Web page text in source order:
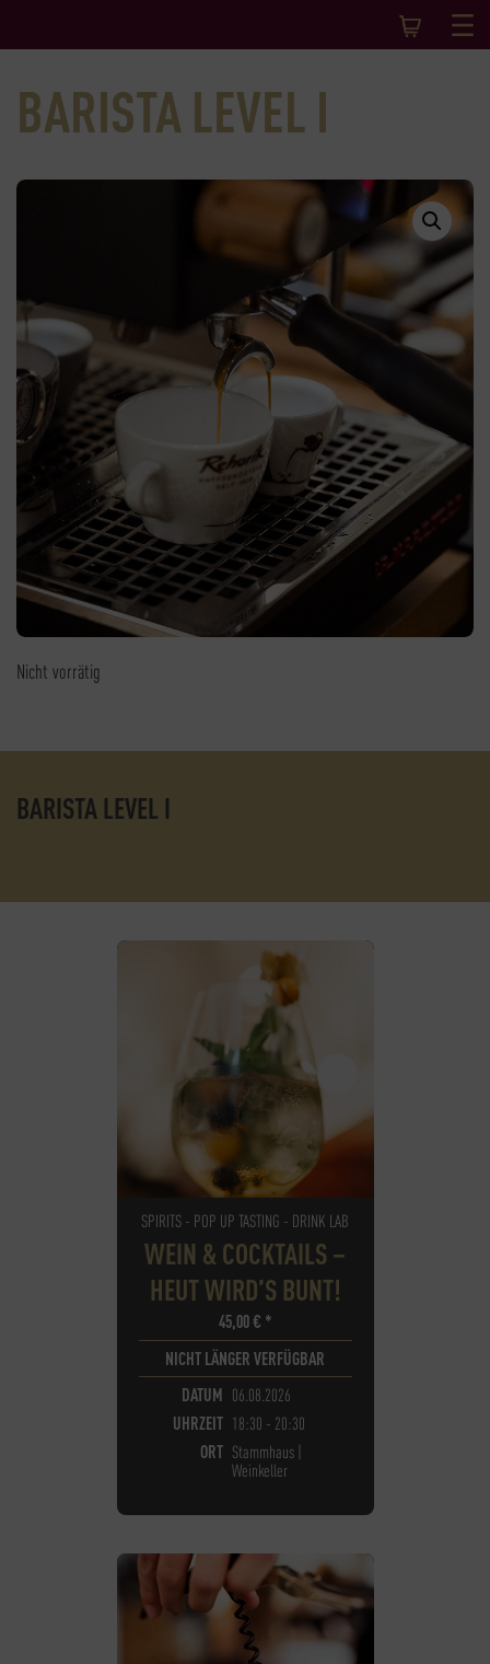
BARISTA LEVEL I
Nicht vorrätig
BARISTA LEVEL I
SPIRITS - POP UP TASTING - DRINK LAB
WEIN & COCKTAILS –
HEUT WIRD’S BUNT!
45,00€ *
NICHT LÄNGER VERFÜGBAR
DATUM 06.08.2026
UHRZEIT 18:30 - 20:30
ORT Stammhaus |
Weinkeller